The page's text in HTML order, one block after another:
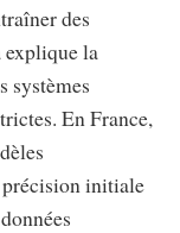
des
explique la
systèmes
En France,
initiale